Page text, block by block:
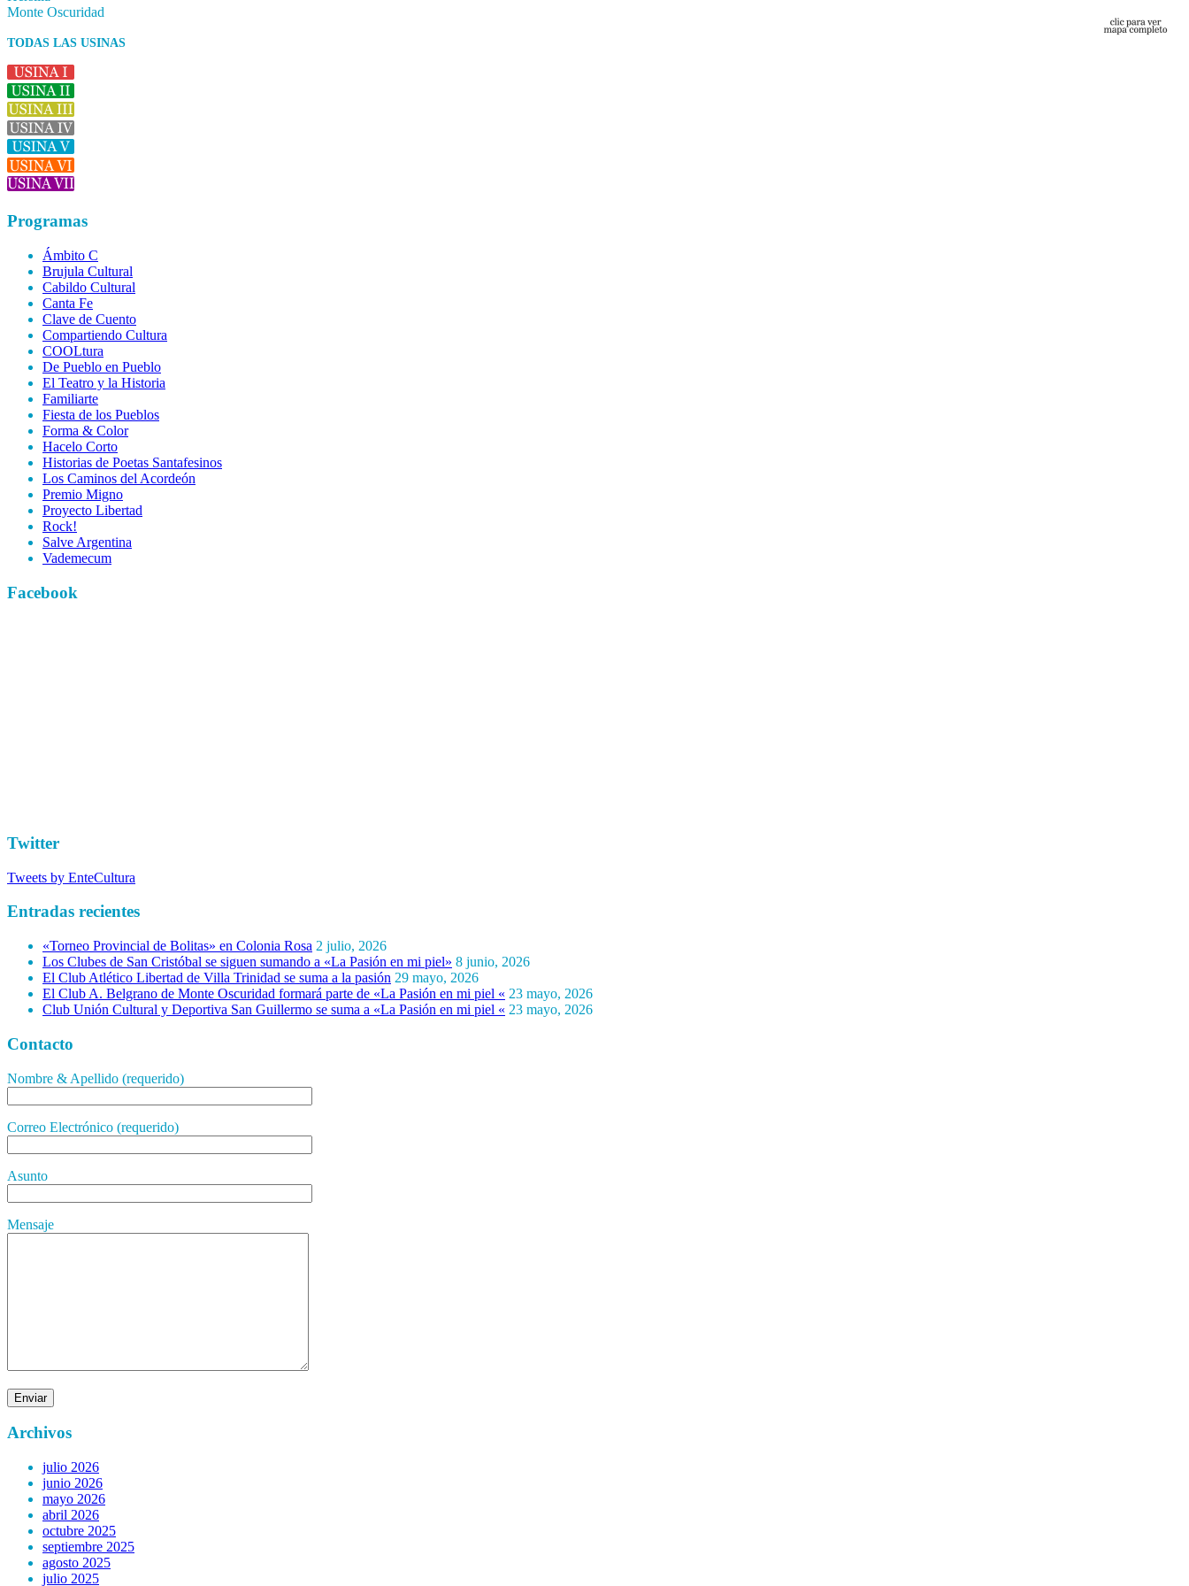
Monte Oscuridad
TODAS LAS USINAS
Programas
Ámbito C
Brujula Cultural
Cabildo Cultural
Canta Fe
Clave de Cuento
Compartiendo Cultura
COOLtura
De Pueblo en Pueblo
El Teatro y la Historia
Familiarte
Fiesta de los Pueblos
Forma & Color
Hacelo Corto
Historias de Poetas Santafesinos
Los Caminos del Acordeón
Premio Migno
Proyecto Libertad
Rock!
Salve Argentina
Vademecum
Facebook
Twitter
Tweets by EnteCultura
Entradas recientes
«Torneo Provincial de Bolitas» en Colonia Rosa 2 julio, 2026
Los Clubes de San Cristóbal se siguen sumando a «La Pasión en mi piel» 8 junio, 2026
El Club Atlético Libertad de Villa Trinidad se suma a la pasión 29 mayo, 2026
El Club A. Belgrano de Monte Oscuridad formará parte de «La Pasión en mi piel « 23 mayo, 2026
Club Unión Cultural y Deportiva San Guillermo se suma a «La Pasión en mi piel « 23 mayo, 2026
Contacto
Nombre & Apellido (requerido)
Correo Electrónico (requerido)
Asunto
Mensaje
Archivos
julio 2026
junio 2026
mayo 2026
abril 2026
octubre 2025
septiembre 2025
agosto 2025
julio 2025